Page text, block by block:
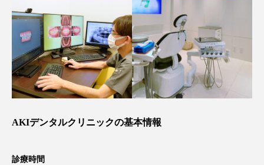
AKIデンタルクリニックの基本情報
診療時間